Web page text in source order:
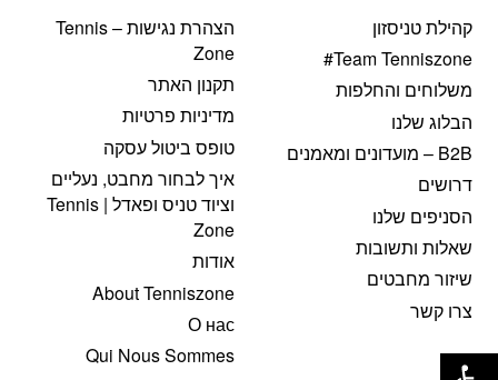
קהילת טניסזון
Team Tenniszone#
משלוחים והחלפות
הבלוג שלנו
B2B – מועדונים ומאמנים
דרושים
הסניפים שלנו
שאלות ותשובות
שיזור מחבטים
צרו קשר
הצהרת נגישות – Tennis
Zone
תקנון האתר
מדיניות פרטיות
טופס ביטול עסקה
איך לבחור מחבט, נעליים
וציוד טניס ופאדל | Tennis
Zone
אודות
About Tenniszone
О нас
Qui Nous Sommesפתח סרגל נגישות